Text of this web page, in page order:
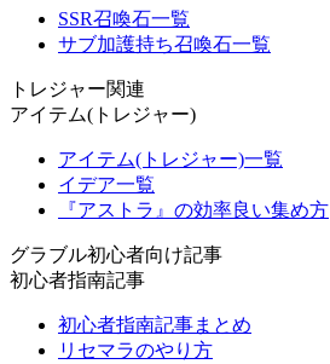
SSR召喚石一覧
サブ加護持ち召喚石一覧
トレジャー関連
アイテム(トレジャー)
アイテム(トレジャー)一覧
イデア一覧
『アストラ』の効率良い集め方
グラブル初心者向け記事
初心者指南記事
初心者指南記事まとめ
リセマラのやり方